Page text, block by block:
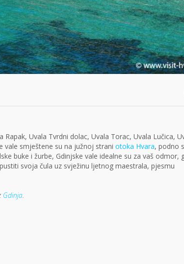
Uvala Tvrdni dolac, Uvala Torac, Uvala Lučica,
vale smještene su na južnoj strani otoka Hvara, podno
buke i žurbe, Gdinjske vale idealne su za vaš odmor,
svoja čula uz svježinu ljetnog maestrala, pjesmu
Gdinja.